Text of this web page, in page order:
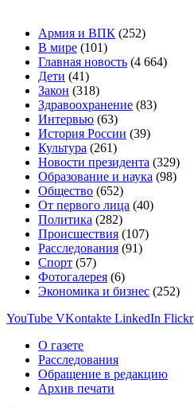
Армия и ВПК (252)
В мире (101)
Главная новость (4 664)
Дети (41)
Закон (318)
Здравоохранение (83)
Интервью (63)
История России (39)
Культура (261)
Новости президента (329)
Образование и наука (98)
Общество (652)
От первого лица (40)
Политика (282)
Происшествия (107)
Расследования (91)
Спорт (57)
Фотогалерея (6)
Экономика и бизнес (252)
YouTube VKontakte LinkedIn Flickr
О газете
Расследования
Обращение в редакцию
Архив печати